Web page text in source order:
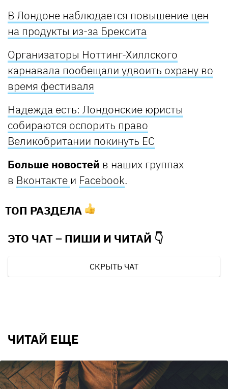
В Лондоне наблюдается повышение цен
на продукты из-за Брексита
Организаторы Ноттинг-Хиллского
карнавала пообещали удвоить охрану во
время фестиваля
Надежда есть: Лондонские юристы
собираются оспорить право
Великобритании покинуть ЕС
Больше новостей в наших группах
в Вконтакте и Facebook.
ТОП РАЗДЕЛА
ЭТО ЧАТ – ПИШИ И ЧИТАЙ 👇
СКРЫТЬ ЧАТ
ЧИТАЙ ЕЩЕ